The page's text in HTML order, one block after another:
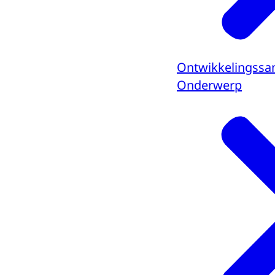
Onderwerp